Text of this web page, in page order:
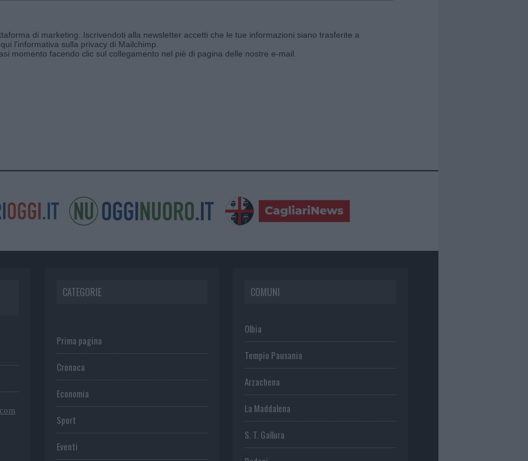
di marketing. Iscrivendoti alla newsletter accetti che le tue informazioni siano trasferite a
l'informativa sulla privacy di Mailchimp
momento facendo clic sul collegamento nel piè di pagina delle nostre e-mail.
CATEGORIE
Prima pagina
Cronaca
Economia
Sport
Eventi
COMUNI
Olbia
Tempio Pausania
Arzachena
La Maddalena
S. T. Gallura